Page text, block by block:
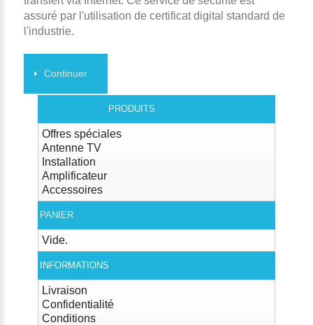
assuré par l'utilisation de certificat digital standard de
l'industrie.
Continuer
PRODUITS
Offres spéciales
Antenne TV
Installation
Amplificateur
Accessoires
PANIER
Vide.
INFORMATIONS
Livraison
Confidentialité
Conditions